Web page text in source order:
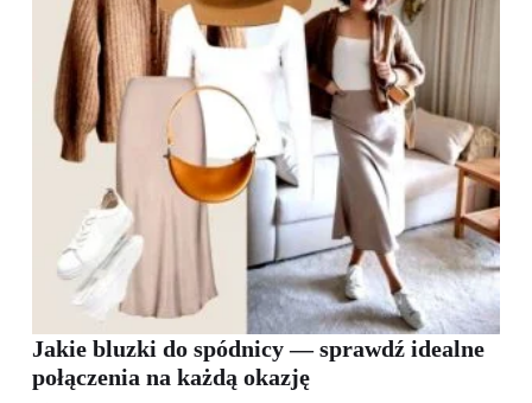
Jakie bluzki do spódnicy — sprawdź idealne
połączenia na każdą okazję